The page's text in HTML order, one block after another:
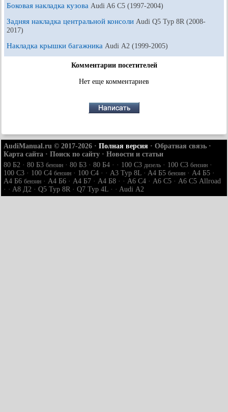
Боковая накладка кузова Audi A6 С5 (1997-2004)
Задняя накладка центральной консоли Audi Q5 Typ 8R (2008-
2017)
Накладка крышки багажника Audi А2 (1999-2005)
Комментарии посетителей
Нет еще комментариев
AudiManual.ru © 2017-2026 · Полная версия · Обратная связь ·
Карта сайта · Поиск по сайту · Новости и статьи
80 Б2 · 80 Б3 бензин · 80 Б3 · 80 Б4 · · 100 С3 дизель · 100 С3 бензин ·
100 С3 · 100 С4 бензин · 100 С4 · · A3 Typ 8L · A4 Б5 бензин · A4 Б5 ·
A4 Б6 бензин · A4 Б6 · A4 Б7 · A4 Б8 · · A6 С4 · A6 С5 · A6 С5 Allroad
· · A8 Д2 · Q5 Typ 8R · Q7 Typ 4L · · Audi А2